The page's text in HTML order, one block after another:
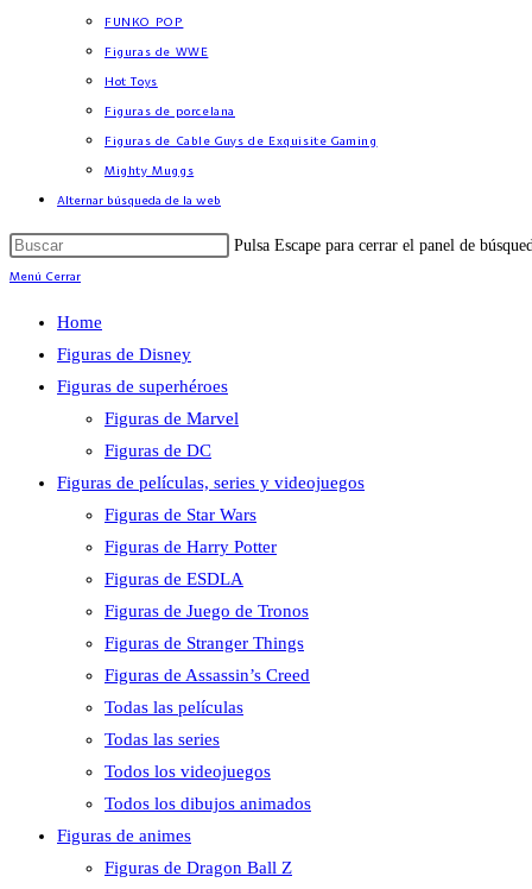
FUNKO POP
Figuras de WWE
Hot Toys
Figuras de porcelana
Figuras de Cable Guys de Exquisite Gaming
Mighty Muggs
Alternar búsqueda de la web
Pulsa Escape para cerrar el panel de
Menú Cerrar
Home
Figuras de Disney
Figuras de superhéroes
Figuras de Marvel
Figuras de DC
Figuras de películas, series y videojuegos
Figuras de Star Wars
Figuras de Harry Potter
Figuras de ESDLA
Figuras de Juego de Tronos
Figuras de Stranger Things
Figuras de Assassin’s Creed
Todas las películas
Todas las series
Todos los videojuegos
Todos los dibujos animados
Figuras de animes
Figuras de Dragon Ball Z